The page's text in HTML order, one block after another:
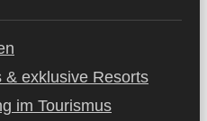
& exklusive Resorts
im Tourismus